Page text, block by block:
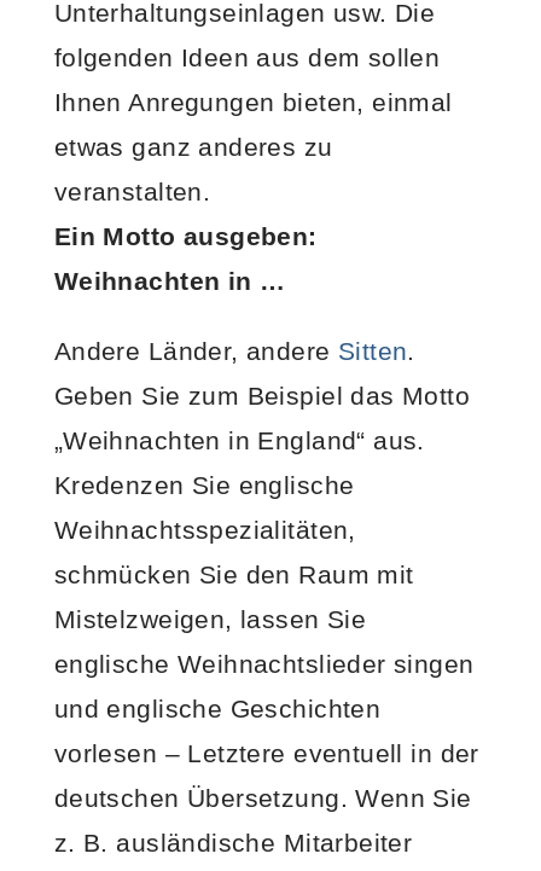
Unterhaltungseinlagen usw. Die
folgenden Ideen aus dem sollen
Ihnen Anregungen bieten, einmal
etwas ganz anderes zu
veranstalten.
Ein Motto ausgeben:
Weihnachten in …
Andere Länder, andere Sitten.
Geben Sie zum Beispiel das Motto
„Weihnachten in England“ aus.
Kredenzen Sie englische
Weihnachtsspezialitäten,
schmücken Sie den Raum mit
Mistelzweigen, lassen Sie
englische Weihnachtslieder singen
und englische Geschichten
vorlesen – Letztere eventuell in der
deutschen Übersetzung. Wenn Sie
z. B. ausländische Mitarbeiter